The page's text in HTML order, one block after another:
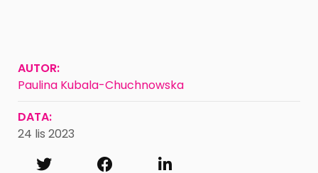
AUTOR:
Paulina Kubala-Chuchnowska
DATA:
24 lis 2023